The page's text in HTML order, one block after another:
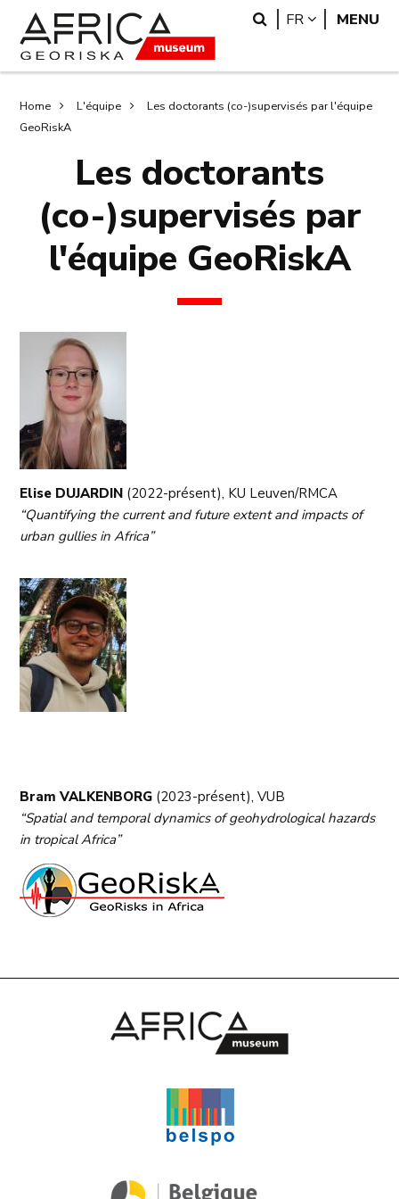
main
content
search
Search
FR LANGUAGE
MENU
Breadcrumb
Home L'équipe
Les doctorants (co-)supervisés par l'équipe
GeoRiskA
Les doctorants
(co-)supervisés par
l'équipe GeoRiskA
Elise DUJARDIN (2022-présent), KU Leuven/RMCA
“Quantifying the current and future extent and impacts of
urban gullies in Africa”
Bram VALKENBORG (2023-présent), VUB
“Spatial and temporal dynamics of geohydrological hazards
in tropical Africa”